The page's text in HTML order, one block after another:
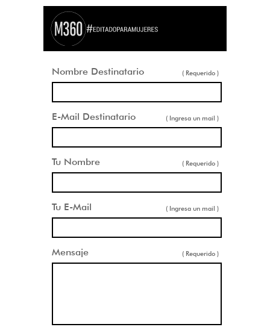
Nombre Destinatario ( Requerido )
E-Mail Destinatario ( Ingresa un mail )
Tu Nombre ( Requerido )
Tu E-Mail ( Ingresa un mail )
Mensaje ( Requerido )